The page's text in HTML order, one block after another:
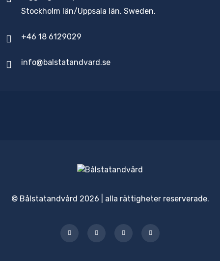
Stockholm län/Uppsala län. Sweden.
+46 18 6129029
info@balstatandvard.se
© Bålstatandvård 2026 | alla rättigheter reserverade.